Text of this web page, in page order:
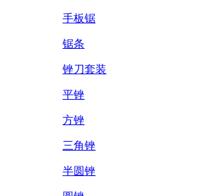
手板锯
锯条
锉刀套装
平锉
方锉
三角锉
半圆锉